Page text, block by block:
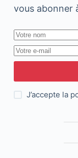
vous abonner
J’accepte la